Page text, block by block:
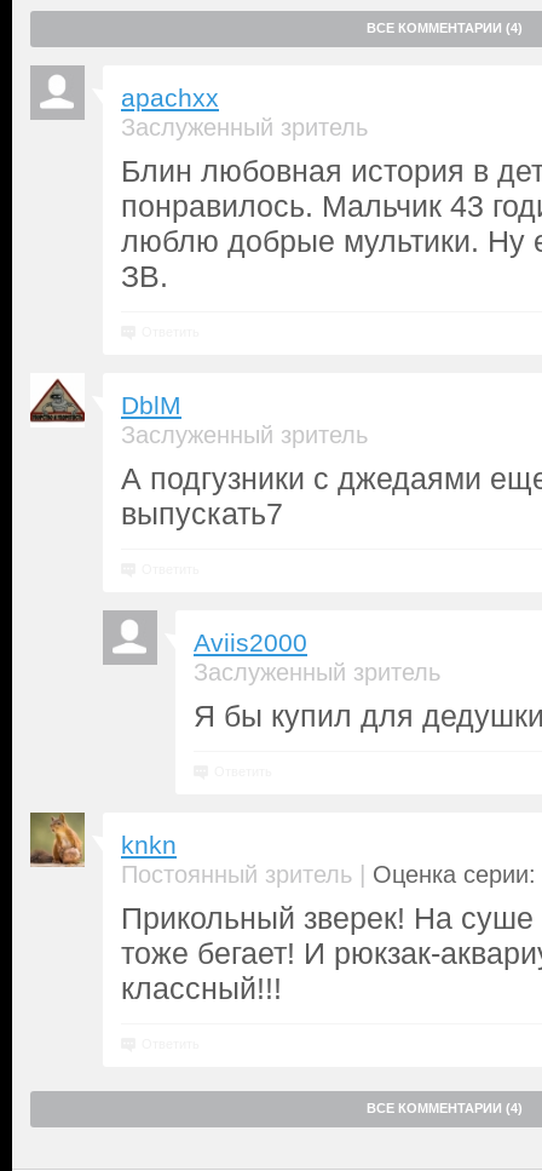
ВСЕ КОММЕНТАРИИ (4)
apachxx
Заслуженный зритель
Блин любовная история в
понравилось. Мальчик 43
люблю добрые мультики. Ну
ЗВ.
DblM
Заслуженный зритель
А подгузники с джедаями
выпускать7
Aviis2000
Заслуженный зритель
Я бы купил для
knkn
Постоянный зритель | Оценка серии:
Прикольный зверек! На суше
тоже бегает! И рюкзак-
классный!!!
ВСЕ КОММЕНТАРИИ (4)